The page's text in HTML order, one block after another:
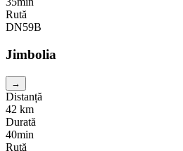
Rută
DN59B
Jimbolia
→
Distanță
42 km
Durată
40min
Rută